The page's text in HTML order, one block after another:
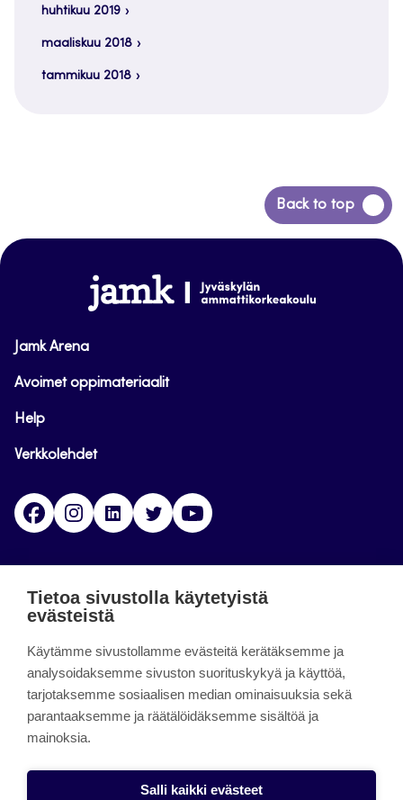
huhtikuu 2019
maaliskuu 2018
tammikuu 2018
Back to top
Siirry
takaisin
www.jamk.fi
Jamk Arena
Avoimet oppimateriaalit
Help
Verkkolehdet
FacebookInstagramLinkedinTwitter
päättynyt 11.9.2023.
About the site
Käyttöehdot
Tietoa sivustolla käytetyistä
evästeistä
Käytämme sivustollamme evästeitä kerätäksemme ja
analysoidaksemme sivuston suorituskykyä ja käyttöä,
tarjotaksemme sosiaalisen median ominaisuuksia sekä
parantaaksemme ja räätälöidäksemme sisältöä ja
mainoksia.
Salli kaikki evästeet